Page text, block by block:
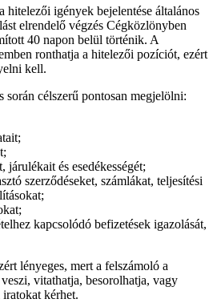
hitelezői igények bejelentése általános
elrendelő végzés Cégközlönyben
40 napon belül történik. A
ronthatja a hitelezői pozíciót, ezért
kell.
során célszerű pontosan megjelölni:
járulékait és esedékességét;
szerződéseket, számlákat, teljesítési
kapcsolódó befizetések igazolását,
lényeges, mert a felszámoló a
vitathatja, besorolhatja, vagy
iratokat kérhet.